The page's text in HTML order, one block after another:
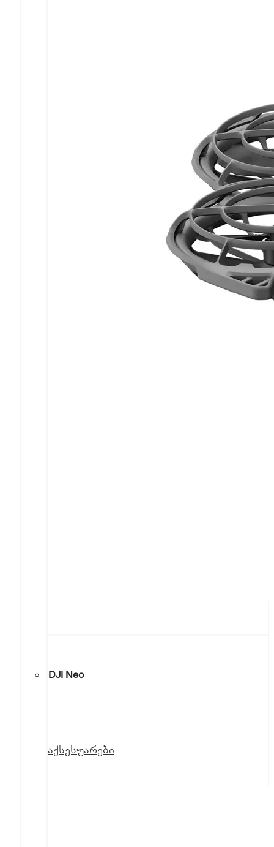
DJI Neo
აქსესუარები